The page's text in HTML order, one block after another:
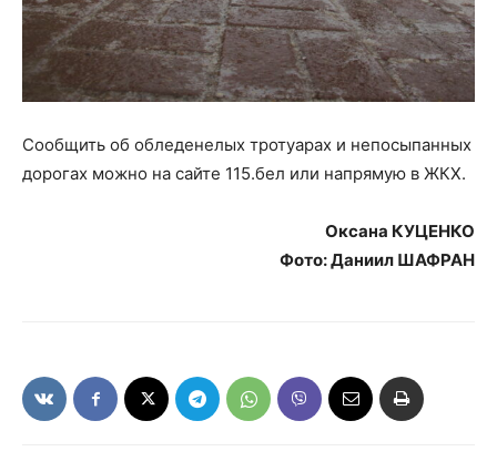
Сообщить об обледенелых тротуарах и непосыпанных
дорогах можно на сайте 115.бел или напрямую в ЖКХ.
Оксана КУЦЕНКО
Фото: Даниил ШАФРАН